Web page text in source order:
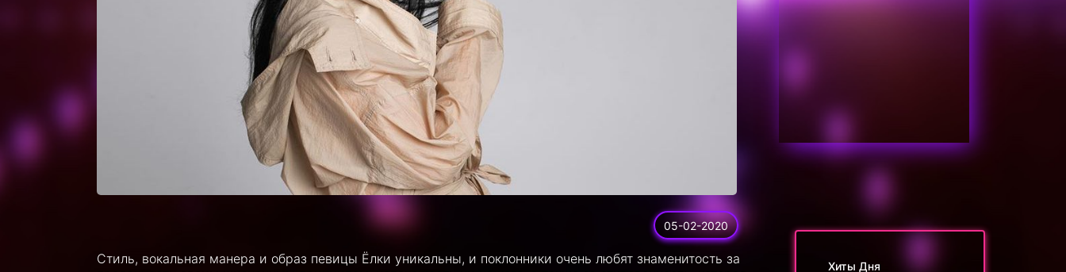
05-02-2020
Стиль, вокальная манера и образ певицы Ёлки уникальны, и поклонники очень любят знаменитость за
Хиты Дня